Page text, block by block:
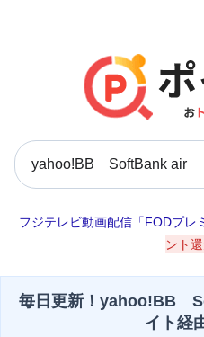
フジテレビ動画配信「FODプレ
ント還
毎日更新！yahoo!BB
イト経